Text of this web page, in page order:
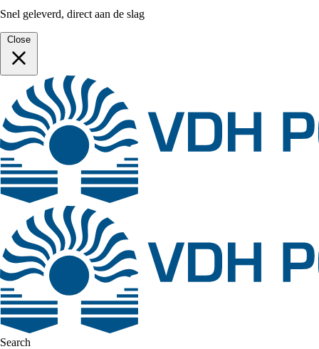
Snel geleverd, direct aan de slag
Close
Search